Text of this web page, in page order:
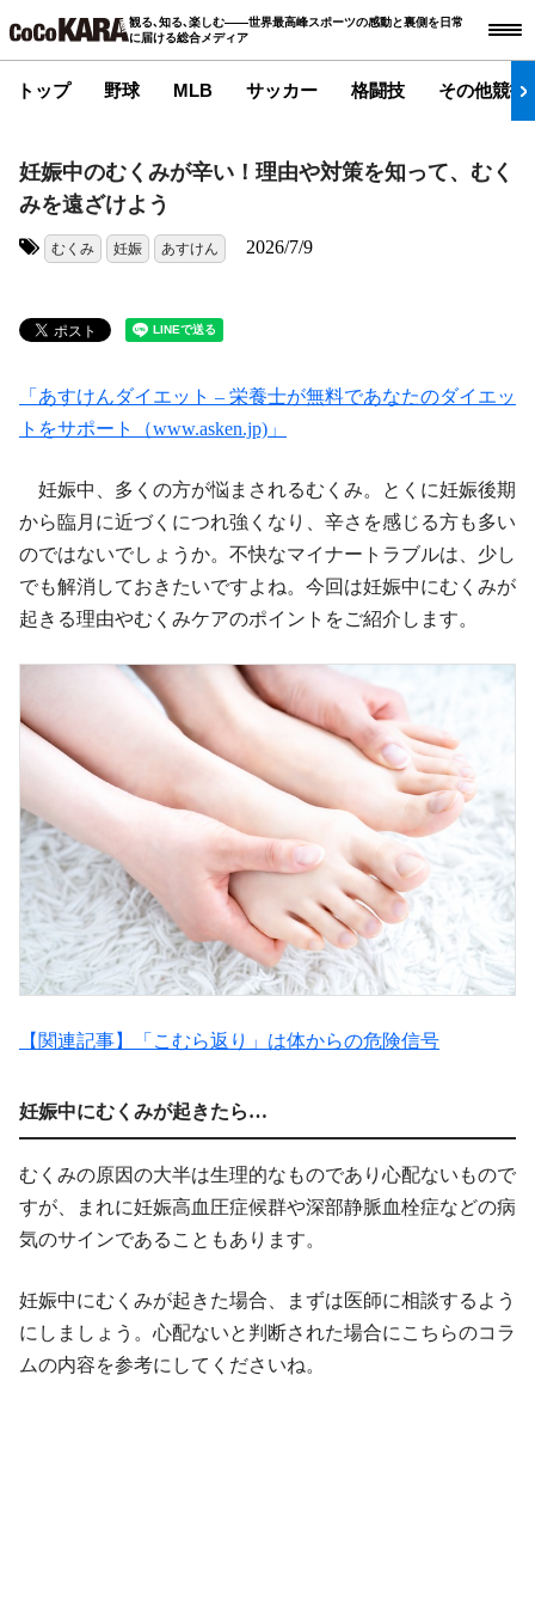
観る､知る､楽しむ――世界最高峰スポーツの感動と裏側を日常
に届ける総合メディア
トップ 野球 MLB サッカー 格闘技 その他競技
妊娠中のむくみが辛い！理由や対策を知って、むく
みを遠ざけよう
むくみ 妊娠 あすけん 2026/7/9
「あすけんダイエット – 栄養士が無料であなたのダイエッ
トをサポート（www.asken.jp)」
妊娠中、多くの方が悩まされるむくみ。とくに妊娠後期
から臨月に近づくにつれ強くなり、辛さを感じる方も多い
のではないでしょうか。不快なマイナートラブルは、少し
でも解消しておきたいですよね。今回は妊娠中にむくみが
起きる理由やむくみケアのポイントをご紹介します。
【関連記事】「こむら返り」は体からの危険信号
妊娠中にむくみが起きたら…
むくみの原因の大半は生理的なものであり心配ないもので
すが、まれに妊娠高血圧症候群や深部静脈血栓症などの病
気のサインであることもあります。
妊娠中にむくみが起きた場合、まずは医師に相談するよう
にしましょう。心配ないと判断された場合にこちらのコラ
ムの内容を参考にしてくださいね。